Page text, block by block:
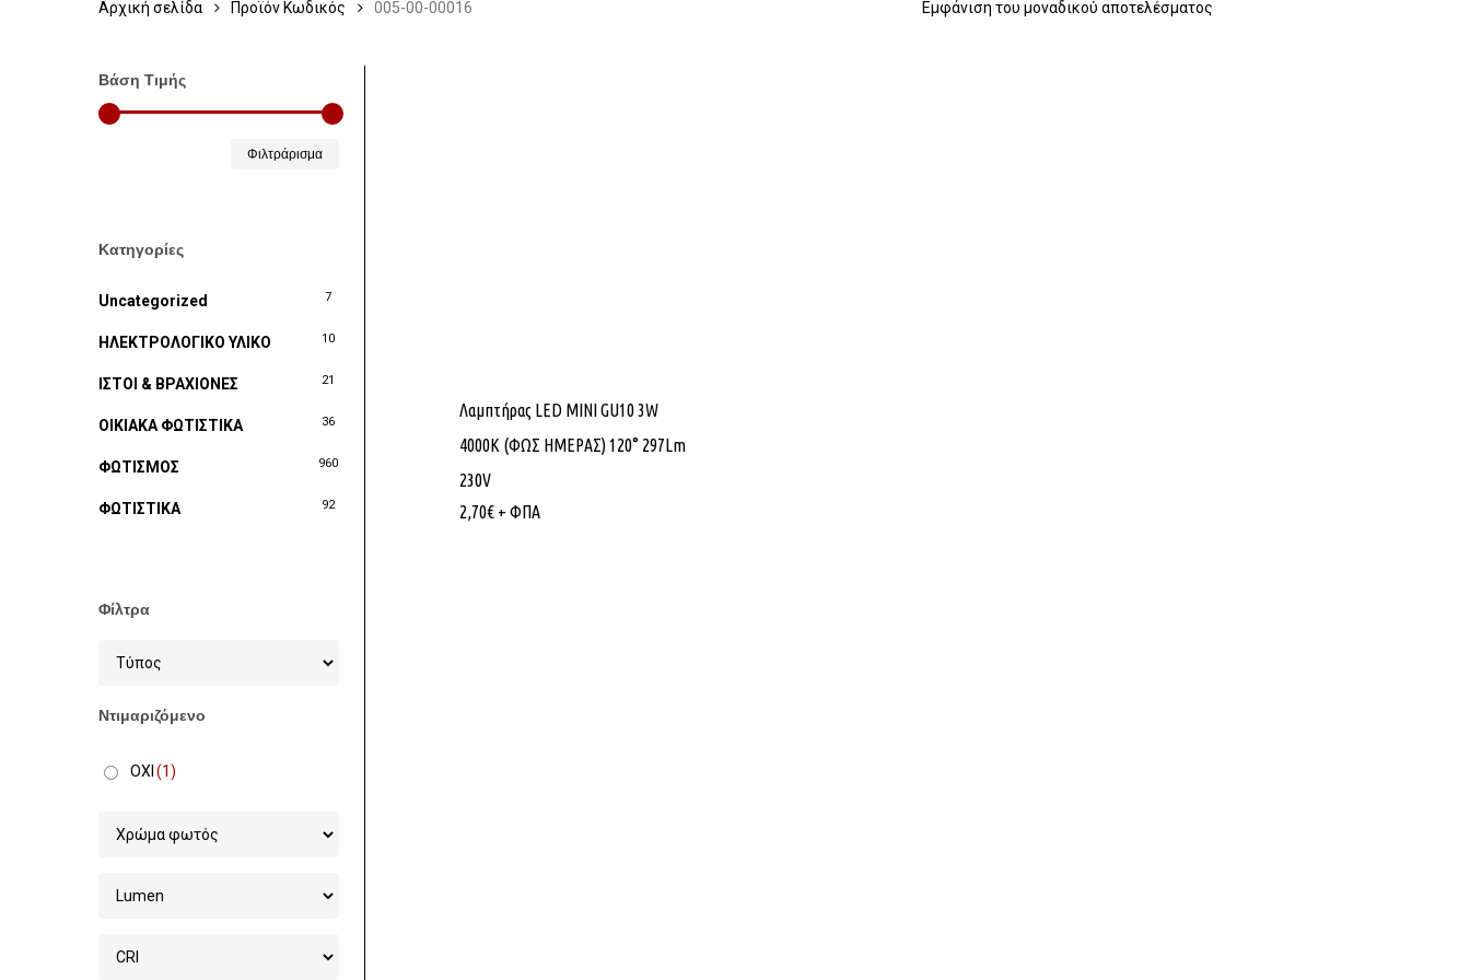
Εμφάνιση του μοναδικού αποτελέσματος
Αρχική σελίδα Προϊόν Κωδικός 005-00-00016
Βάση Τιμής
Φιλτράρισμα
Κατηγορίες
Uncategorized 7
ΗΛΕΚΤΡΟΛΟΓΙΚΟ ΥΛΙΚΟ 10
ΙΣΤΟΙ & ΒΡΑΧΙΟΝΕΣ 21
ΟΙΚΙΑΚΑ ΦΩΤΙΣΤΙΚΑ 36
ΦΩΤΙΣΜΟΣ 960
ΦΩΤΙΣΤΙΚΑ 92
Φίλτρα
Ντιμαριζόμενο
ΟΧΙ (1)
Λαμπτήρας LED MINI GU10 3W
4000K (ΦΩΣ ΗΜΕΡΑΣ) 120° 297Lm
230V
2,70€ + ΦΠΑ